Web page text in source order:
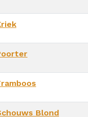
Blond